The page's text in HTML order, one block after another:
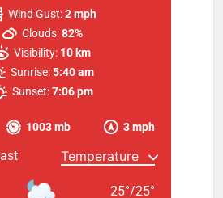
1003 mb 3 mph
Wind Gust:2 mph
Clouds:82%
Visibility: 10 km
Sunrise:5:40 am
Sunset: 7:06 pm
25°/25°